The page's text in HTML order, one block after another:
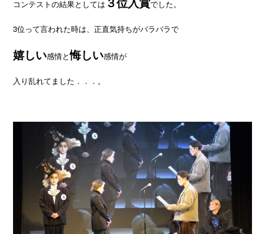
コンテストの結果としては でした。
3位って言われた時は、正直気持ちがバラバラで
嬉しい感情と悔しい感情が
入り乱れてました．．．。